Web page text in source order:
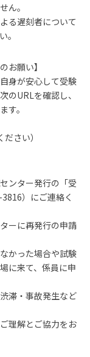
ん。
る遅刻者について
。
お願い】
身が安心して受験
のURLを確認し、
す。
さい）
ンター発行の「受
）にご連絡く
ーに再発行の申請
かった場合や試験
に来て、係員に申
滞・事故発生など
理解とご協力をお